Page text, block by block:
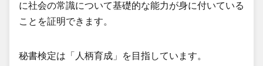
に社会の常識について基礎的な能力が身に付いている
ことを証明できます。
秘書検定は「人柄育成」を目指しています。